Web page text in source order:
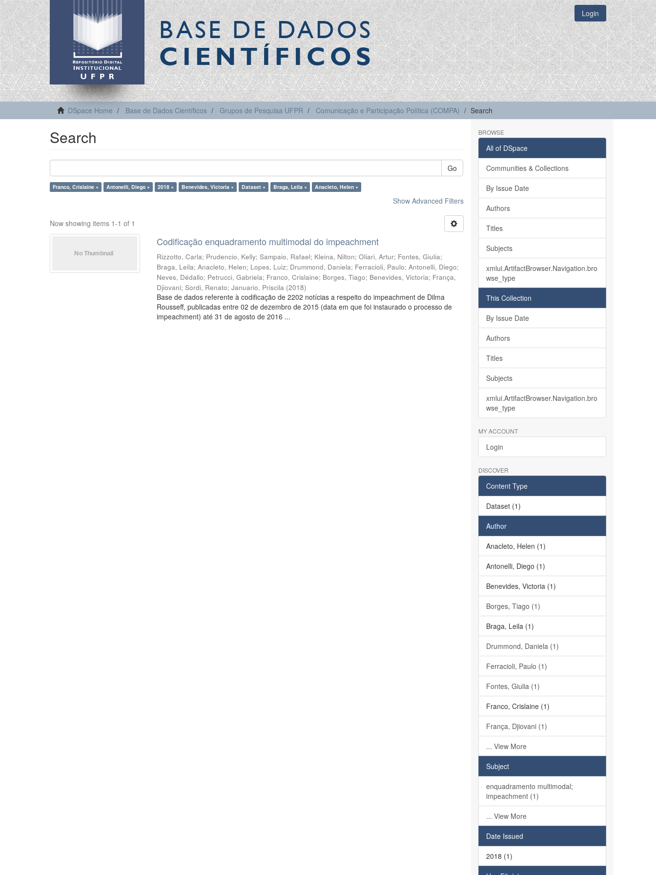
BASE DE DADOS
CIENTÍFICOS
Login
DSpace Home Base de Dados Científicos Grupos de Pesquisa UFPR Comunicação e Participação Política (COMPA) Search
Search
Go
Franco, Crislaine × Antonelli, Diego × 2018 × Benevides, Victoria × Dataset × Braga, Leila × Anacleto, Helen ×
Show Advanced Filters
Now showing items 1-1 of 1
Codificação enquadramento multimodal do impeachment
Rizzotto, Carla; Prudencio, Kelly;Sampaio, Rafael; Kleina, Nilton;Oliari, Artur; Fontes, Giulia;
Braga, Leila;Anacleto, Helen; Lopes, Luiz; Drummond, Daniela; Ferracioli, Paulo;Antonelli, Diego;
Neves, Dédallo; Petrucci, Gabriela; Franco, Crislaine; Borges, Tiago; Benevides, Victoria; França,
Djiovani;Sordi, Renato;Januario, Priscila (2018)
Base de dados referente à codificação de 2202 notícias a respeito do impeachment de Dilma
Rousseff, publicadas entre 02 de dezembro de 2015 (data em que foi instaurado o processo de
impeachment) até 31 de agosto de 2016 ...
BROWSE
All of DSpace
Communities & Collections
By Issue Date
Authors
Titles
Subjects
xmlui.ArtifactBrowser.Navigation.bro
wse_type
This Collection
By Issue Date
Authors
Titles
Subjects
xmlui.ArtifactBrowser.Navigation.bro
wse_type
MY ACCOUNT
Login
DISCOVER
Content Type
Dataset (1)
Author
Anacleto, Helen (1)
Antonelli, Diego (1)
Benevides, Victoria (1)
Borges, Tiago (1)
Braga, Leila (1)
Drummond, Daniela (1)
Ferracioli, Paulo (1)
Fontes, Giulia (1)
Franco, Crislaine (1)
França, Djiovani (1)
... View More
Subject
enquadramento multimodal;
impeachment (1)
... View More
Date Issued
2018 (1)